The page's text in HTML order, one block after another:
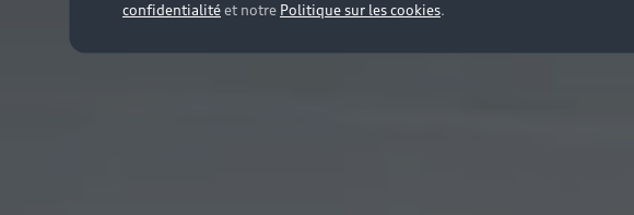
confidentialitéet notre Politique sur les cookies.